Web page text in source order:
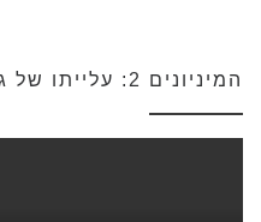
המיניונים 2: עלייתו של גרו – מדובב לעברית